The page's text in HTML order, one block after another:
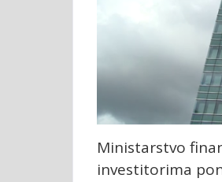
Ministarstvo
investitorima